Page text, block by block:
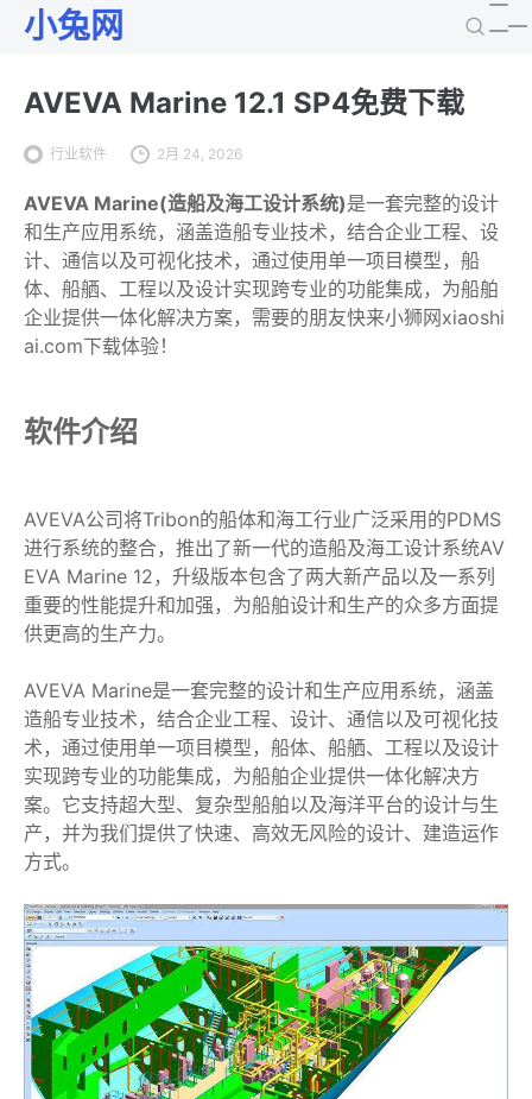
小兔网
AVEVA Marine 12.1 SP4免费下载
行业软件 2月 24, 2026
AVEVA Marine(造船及海工设计系统)是一套完整的设计
和生产应用系统，涵盖造船专业技术，结合企业工程、设
计、通信以及可视化技术，通过使用单一项目模型，船
体、船舾、工程以及设计实现跨专业的功能集成，为船舶
企业提供一体化解决方案，需要的朋友快来小狮网xiaoshi
ai.com下载体验！
软件介绍
AVEVA公司将Tribon的船体和海工行业广泛采用的PDMS
进行系统的整合，推出了新一代的造船及海工设计系统AV
EVA Marine 12，升级版本包含了两大新产品以及一系列
重要的性能提升和加强，为船舶设计和生产的众多方面提
供更高的生产力。
AVEVA Marine是一套完整的设计和生产应用系统，涵盖
造船专业技术，结合企业工程、设计、通信以及可视化技
术，通过使用单一项目模型，船体、船舾、工程以及设计
实现跨专业的功能集成，为船舶企业提供一体化解决方
案。它支持超大型、复杂型船舶以及海洋平台的设计与生
产，并为我们提供了快速、高效无风险的设计、建造运作
方式。